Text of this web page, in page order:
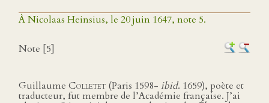
À Nicolaas Heinsius, le 20 juin 1647, note 5.
Note [5]
Guillaume Colletet (Paris 1598- ibid. 1659), poète et
traducteur, fut membre de l’Académie française. J’ai